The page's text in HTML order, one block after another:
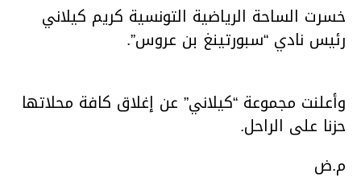
خسرت الساحة الرياضية التونسية كريم كيلاني
رئيس نادي “سبورتينغ بن عروس”.
وأعلنت مجموعة “كيلاني” عن إغلاق كافة محلاتها
حزنا على الراحل.
م.ض